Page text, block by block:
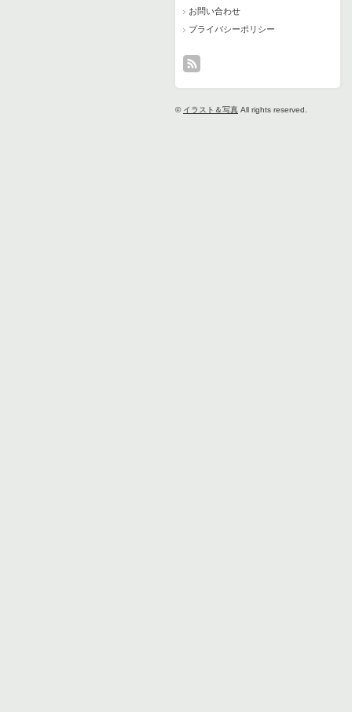
お問い合わせ
プライバシーポリシー
© イラスト＆写真 All rights reserved.